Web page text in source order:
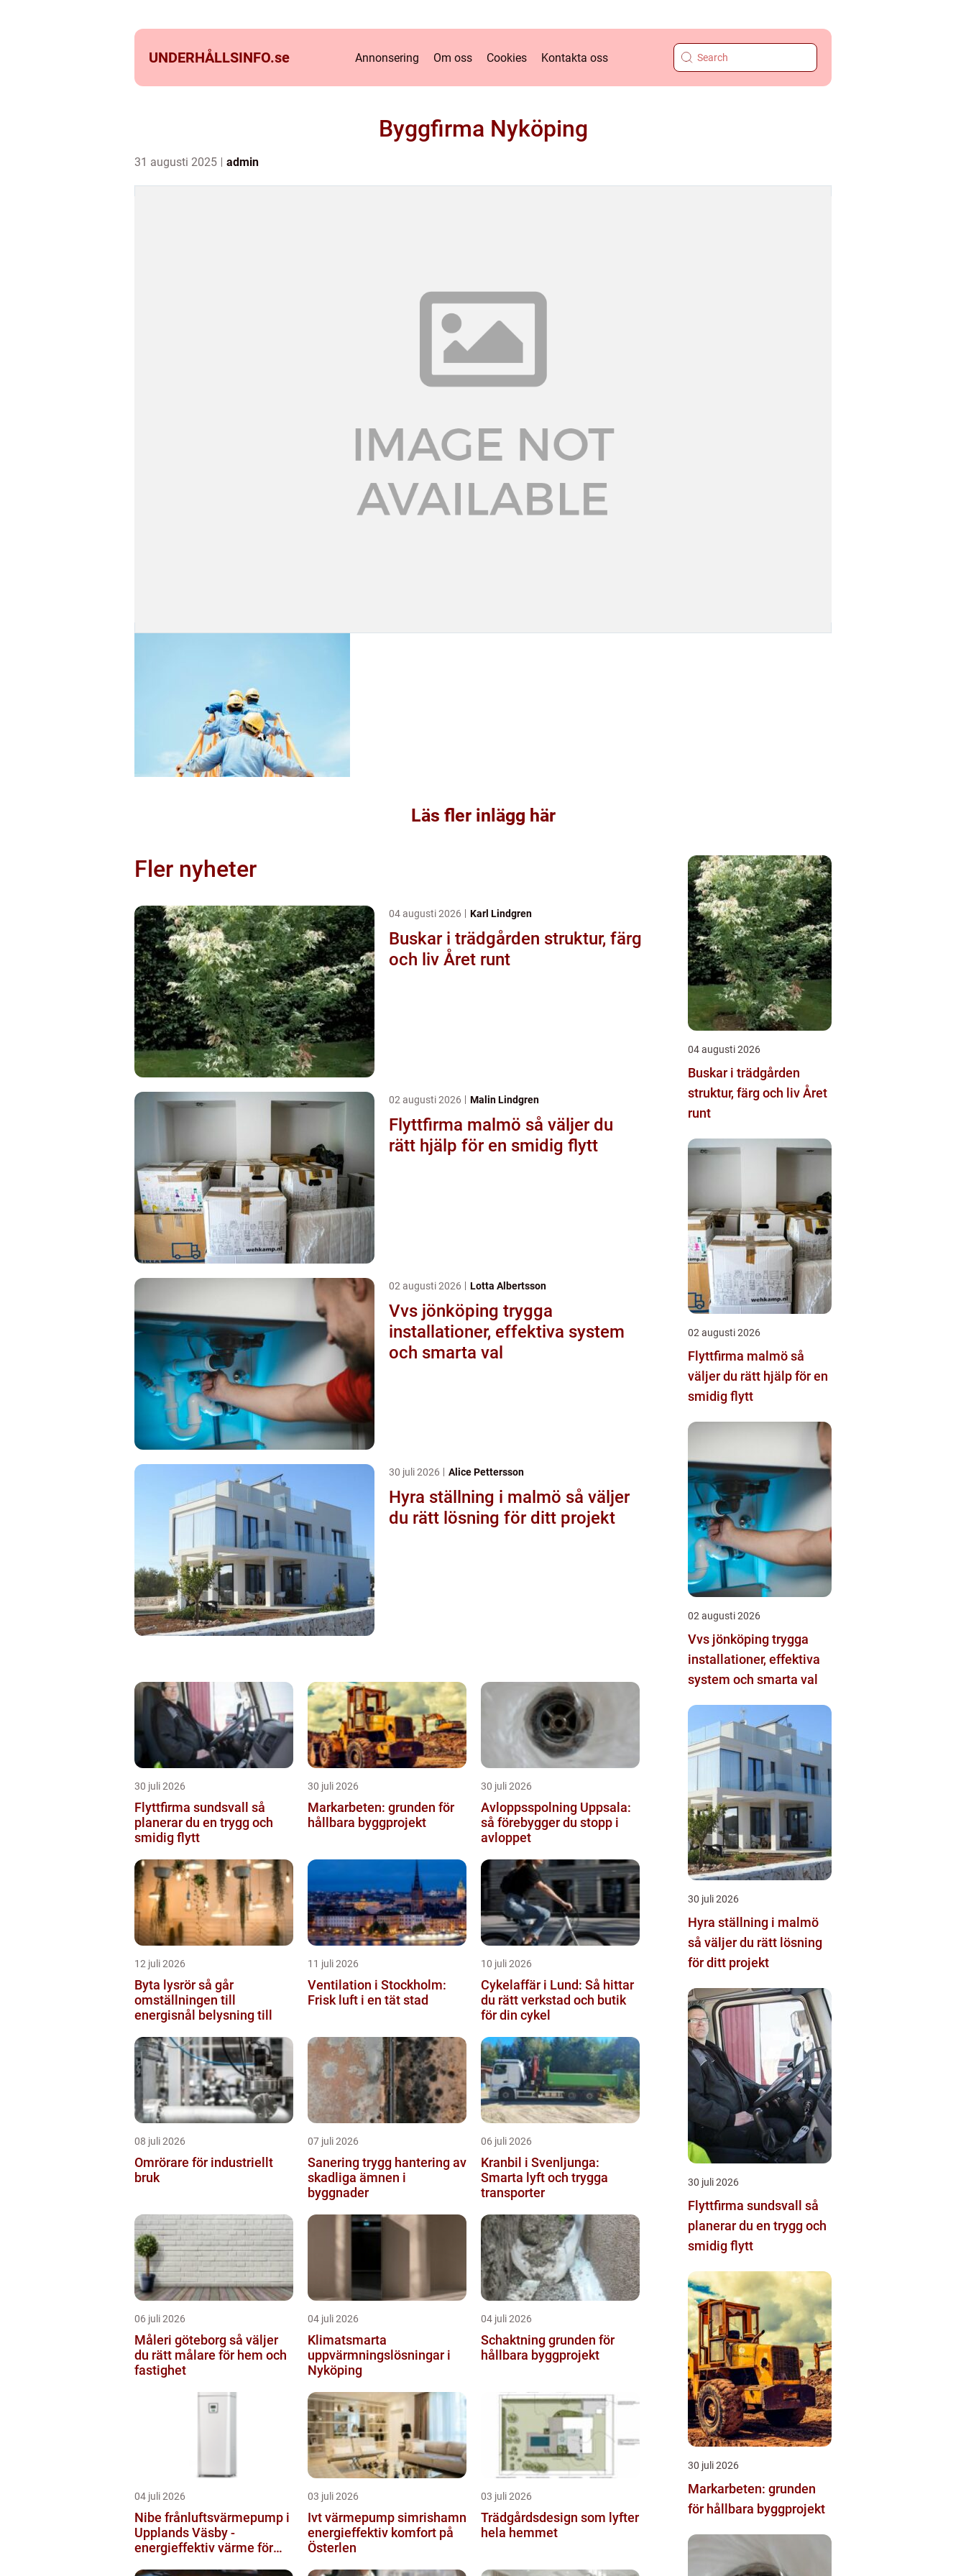
UNDERHÅLLSINFO.se Annonsering Om oss Cookies Kontakta oss
Byggfirma Nyköping
31 augusti 2025 admin
Läs fler inlägg här
Fler nyheter
04 augusti 2026 Karl Lindgren
Buskar i trädgården struktur, färg
och liv Året runt
02 augusti 2026 Malin Lindgren
Flyttfirma malmö så väljer du
rätt hjälp för en smidig flytt
02 augusti 2026 Lotta Albertsson
Vvs jönköping trygga
installationer, effektiva system
och smarta val
30 juli 2026 Alice Pettersson
Hyra ställning i malmö så väljer
du rätt lösning för ditt projekt
30 juli 2026
Flyttfirma sundsvall så
planerar du en trygg och
smidig flytt
30 juli 2026
Markarbeten: grunden för
hållbara byggprojekt
30 juli 2026
Avloppsspolning Uppsala:
så förebygger du stopp i
avloppet
12 juli 2026
Byta lysrör så går
omställningen till
energisnål belysning till
11 juli 2026
Ventilation i Stockholm:
Frisk luft i en tät stad
10 juli 2026
Cykelaffär i Lund: Så hittar
du rätt verkstad och butik
för din cykel
08 juli 2026
Omrörare för industriellt
bruk
07 juli 2026
Sanering trygg hantering av
skadliga ämnen i
byggnader
06 juli 2026
Kranbil i Svenljunga:
Smarta lyft och trygga
transporter
06 juli 2026
Måleri göteborg så väljer
du rätt målare för hem och
fastighet
04 juli 2026
Klimatsmarta
uppvärmningslösningar i
Nyköping
04 juli 2026
Schaktning grunden för
hållbara byggprojekt
04 juli 2026
Nibe frånluftsvärmepump i
Upplands Väsby -
energieffektiv värme för
03 juli 2026
Ivt värmepump simrishamn
energieffektiv komfort på
Österlen
03 juli 2026
Trädgårdsdesign som lyfter
hela hemmet
04 augusti 2026
Buskar i trädgården
struktur, färg och liv Året
runt
02 augusti 2026
Flyttfirma malmö så
väljer du rätt hjälp för en
smidig flytt
02 augusti 2026
Vvs jönköping trygga
installationer, effektiva
system och smarta val
30 juli 2026
Hyra ställning i malmö
så väljer du rätt lösning
för ditt projekt
30 juli 2026
Flyttfirma sundsvall så
planerar du en trygg och
smidig flytt
30 juli 2026
Markarbeten: grunden
för hållbara byggprojekt